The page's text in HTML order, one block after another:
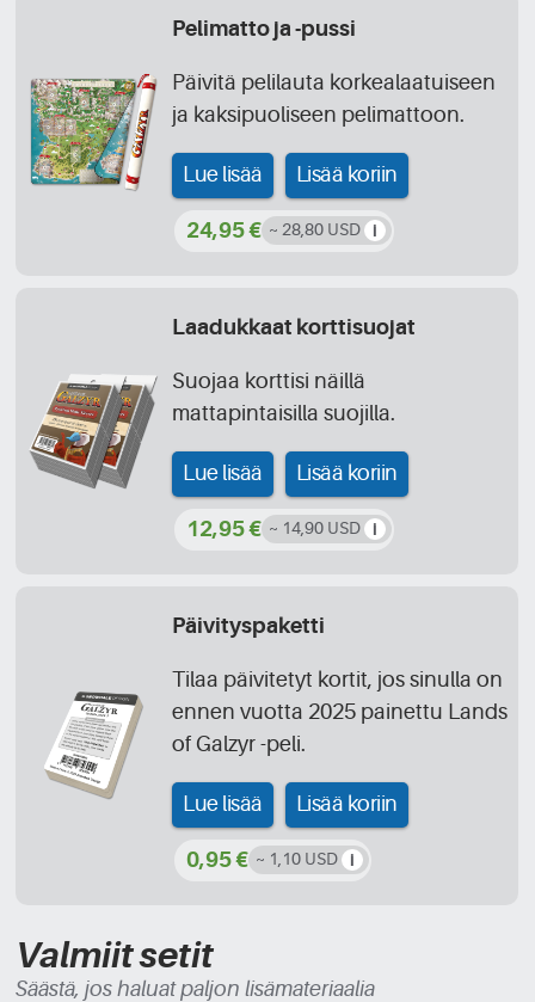
Pelimatto ja -pussi
Päivitä pelilauta korkealaatuiseen
ja kaksipuoliseen pelimattoon.
Lue lisää Lisää koriin
24,95 € ~ 28,80 USD
Laadukkaat korttisuojat
Suojaa korttisi näillä
mattapintaisilla suojilla.
Lue lisää Lisää koriin
12,95 € ~ 14,90 USD
Päivityspaketti
Tilaa päivitetyt kortit, jos sinulla on
ennen vuotta 2025 painettu Lands
of Galzyr -peli.
Lue lisää Lisää koriin
0,95 € ~ 1,10 USD
Valmiit setit
Säästä, jos haluat paljon lisämateriaalia